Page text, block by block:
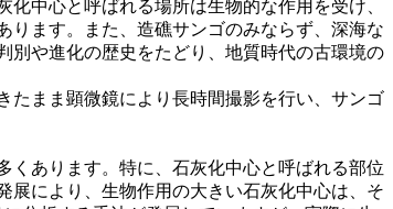
中心と呼ばれる場所は生物的な作用を受け、
ります。また、造礁サンゴのみならず、深海な
別や進化の歴史をたどり、地質時代の古環境の
まま顕微鏡により長時間撮影を行い、サンゴ
あります。特に、石灰化中心と呼ばれる部位
展により、生物作用の大きい石灰化中心は、そ